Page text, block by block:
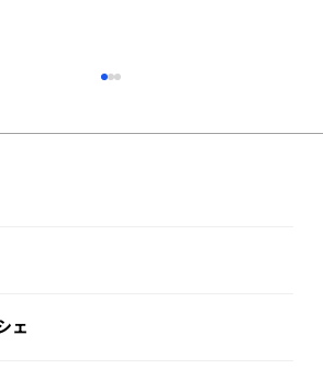
ス大阪にて開催された「第2回 関西
りいただき、誠にありがとうござい
期中は、多くのお客様にご来場いた
ご紹介する機会をいただきました。
ェ